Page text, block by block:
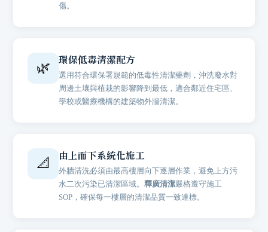
傷。
🌿
環保低毒清潔配方
選用符合環保署規範的低毒性清潔藥劑，沖洗廢水對
周邊土壤與植栽的影響降到最低，適合鄰近住宅區、
學校或醫療機構的建築物外牆清潔。
📐
由上而下系統化施工
外牆清洗必須由最高樓層向下逐層作業，避免上方污
水二次污染已清潔區域。釋廣清潔嚴格遵守施工
SOP，確保每一樓層的清潔品質一致達標。